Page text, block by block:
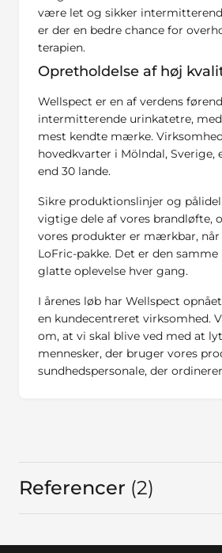
være let og sikker
er der en bedre chance for
terapien.
Opretholdelse af høj
Wellspect er en af verdens
intermitterende urinkatetre,
mest kendte mærke.
hovedkvarter i Mölndal, Sverige,
end 30 lande.
Sikre produktionslinjer og
vigtige dele af vores brandløfte,
vores produkter er mærkbar, når
LoFric-pakke. Det er den
glatte oplevelse hver gang.
I årenes løb har Wellspect
en kundecentreret virksomhed.
om, at vi skal blive ved med at
mennesker, der bruger vores
sundhedspersonale, der
Referencer 2I alt